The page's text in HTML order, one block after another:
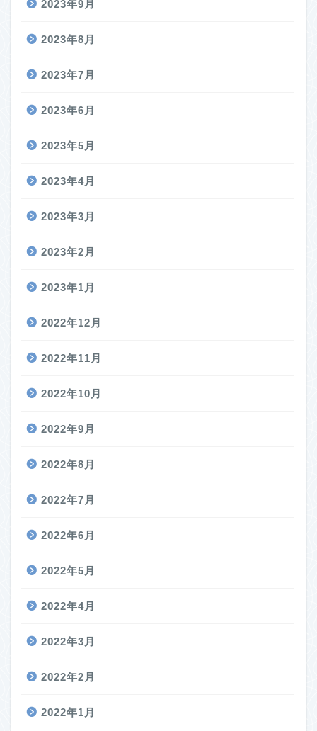
2023年9月
2023年8月
2023年7月
2023年6月
2023年5月
2023年4月
2023年3月
2023年2月
2023年1月
2022年12月
2022年11月
2022年10月
2022年9月
2022年8月
2022年7月
2022年6月
2022年5月
2022年4月
2022年3月
2022年2月
2022年1月